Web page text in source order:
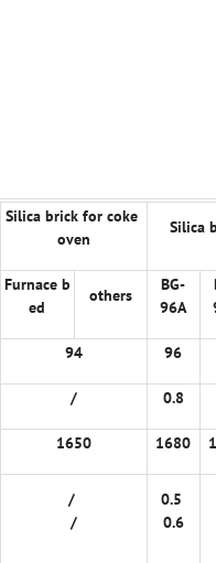
Silica brick for coke
oven
Silica
Furnace b
ed
others
BG-
96A
94 96
/ 0.8
1650 1680
/
/
0.5
0.6